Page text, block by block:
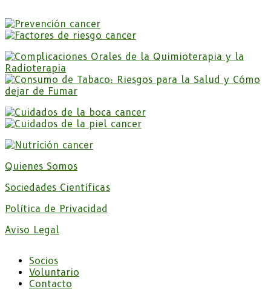
Quienes Somos
Sociedades Científicas
Política de Privacidad
Aviso Legal
Socios
Voluntario
Contacto